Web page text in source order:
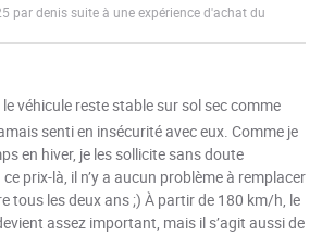
par denis suite à une expérience d'achat du
véhicule reste stable sur sol sec comme
senti en insécurité avec eux. Comme je
en hiver, je les sollicite sans doute
prix-là, il n’y a aucun problème à remplacer
tous les deux ans ;) À partir de 180 km/h, le
assez important, mais il s’agit aussi de